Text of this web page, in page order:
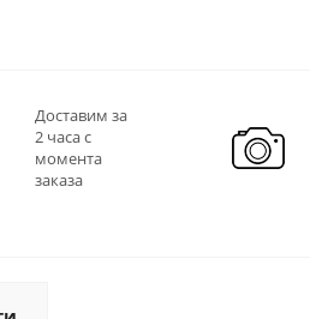
Доставим за
2 часа с
момента
заказа